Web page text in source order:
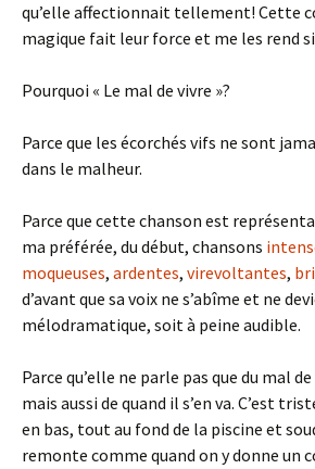
qu’elle affectionnait tellement! Cette
magique fait leur force et me les rend
Pourquoi « Le mal de vivre »?
Parce que les écorchés vifs ne sont
dans le malheur.
Parce que cette chanson est
ma préférée, du début, chansons
moqueuses, ardentes, virevoltantes,
d’avant que sa voix ne s’abîme et ne
mélodramatique, soit à peine audible.
Parce qu’elle ne parle pas que du mal
mais aussi de quand il s’en va. C’est
en bas, tout au fond de la piscine et
remonte comme quand on y donne un